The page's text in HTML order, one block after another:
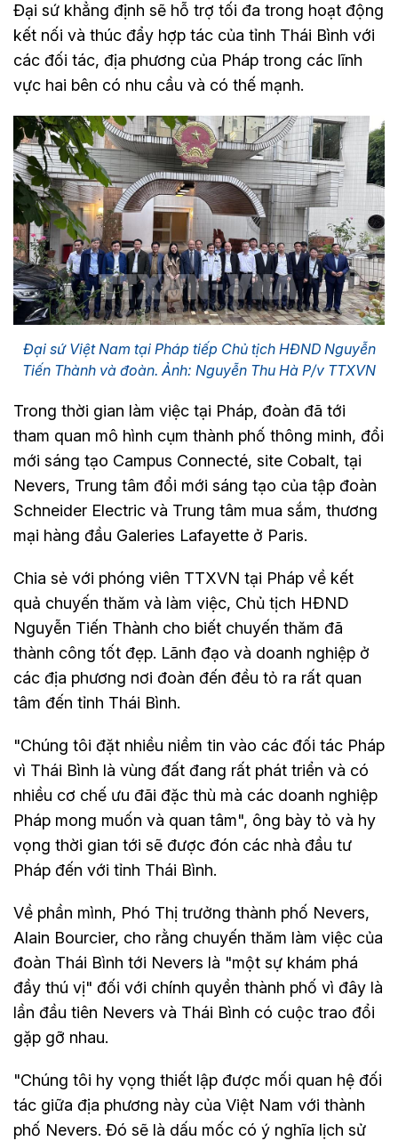
Đại sứ khẳng định sẽ hỗ trợ tối đa trong hoạt động
kết nối và thúc đẩy hợp tác của tỉnh Thái Bình với
các đối tác, địa phương của Pháp trong các lĩnh
vực hai bên có nhu cầu và có thế mạnh.
Đại sứ Việt Nam tại Pháp tiếp Chủ tịch HĐND Nguyễn
Tiến Thành và đoàn. Ảnh: Nguyễn Thu Hà P/v TTXVN
Trong thời gian làm việc tại Pháp, đoàn đã tới
tham quan mô hình cụm thành phố thông minh, đổi
mới sáng tạo Campus Connecté, site Cobalt, tại
Nevers, Trung tâm đổi mới sáng tạo của tập đoàn
Schneider Electric và Trung tâm mua sắm, thương
mại hàng đầu Galeries Lafayette ở Paris.
Chia sẻ với phóng viên TTXVN tại Pháp về kết
quả chuyến thăm và làm việc, Chủ tịch HĐND
Nguyễn Tiến Thành cho biết chuyến thăm đã
thành công tốt đẹp. Lãnh đạo và doanh nghiệp ở
các địa phương nơi đoàn đến đều tỏ ra rất quan
tâm đến tỉnh Thái Bình.
"Chúng tôi đặt nhiều niềm tin vào các đối tác Pháp
vì Thái Bình là vùng đất đang rất phát triển và có
nhiều cơ chế ưu đãi đặc thù mà các doanh nghiệp
Pháp mong muốn và quan tâm", ông bày tỏ và hy
vọng thời gian tới sẽ được đón các nhà đầu tư
Pháp đến với tỉnh Thái Bình.
Về phần mình, Phó Thị trưởng thành phố Nevers,
Alain Bourcier, cho rằng chuyến thăm làm việc của
đoàn Thái Bình tới Nevers là "một sự khám phá
đầy thú vị" đối với chính quyền thành phố vì đây là
lần đầu tiên Nevers và Thái Bình có cuộc trao đổi
gặp gỡ nhau.
"Chúng tôi hy vọng thiết lập được mối quan hệ đối
tác giữa địa phương này của Việt Nam với thành
phố Nevers. Đó sẽ là dấu mốc có ý nghĩa lịch sử